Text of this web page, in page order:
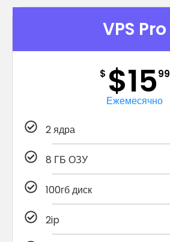
VPS Pro
$ $1599
Ежемесячно
2 ядра
8 ГБ ОЗУ
100гб диск
2ip